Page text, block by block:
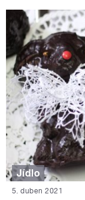
Jídlo
5. duben 2021